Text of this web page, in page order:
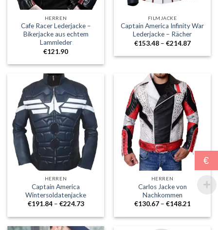
HERREN
Cafe Racer Lederjacke –
Bikerjacke aus echtem
Lammleder
€121.90
FILMJACKE
Captain America Infinity War
Lederjacke – Rächer
€153.48 – €214.87
durch
HERREN
Captain America
Wintersoldatenjacke
€191.84 – €224.73Preisklasse:
durch
HERREN
Carlos Jacke von
Nachkommen
€130.67 – €148.21
durch
€